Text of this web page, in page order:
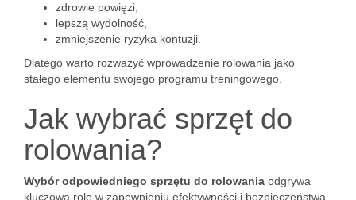
zdrowie powięzi,
lepszą wydolność,
zmniejszenie ryzyka kontuzji.
Dlatego warto rozważyć wprowadzenie rolowania jako
stałego elementu swojego programu treningowego.
Jak wybrać sprzęt do
rolowania?
Wybór odpowiedniego sprzętu do rolowania odgrywa
kluczową rolę w zapewnieniu efektywności i bezpieczeństwa